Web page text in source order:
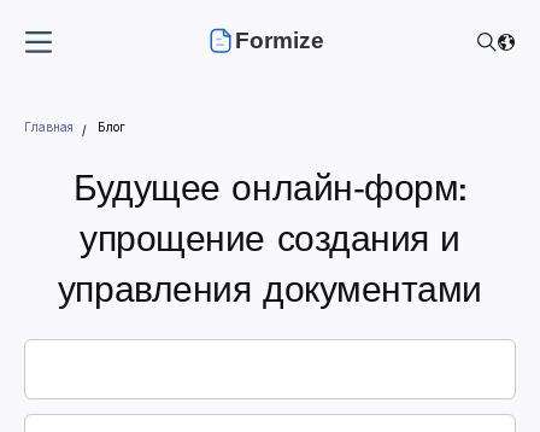
Formize
Главная Блог
Будущее онлайн‑форм:
упрощение создания и
управления документами